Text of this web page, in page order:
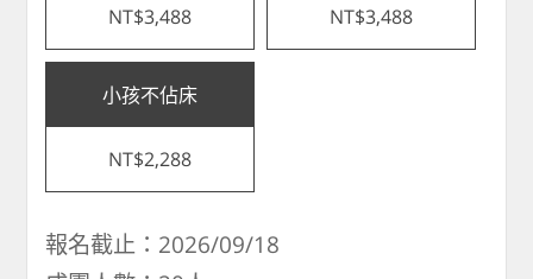
NT$3,488 NT$3,488
小孩不佔床
NT$2,288
報名截止：2026/09/18